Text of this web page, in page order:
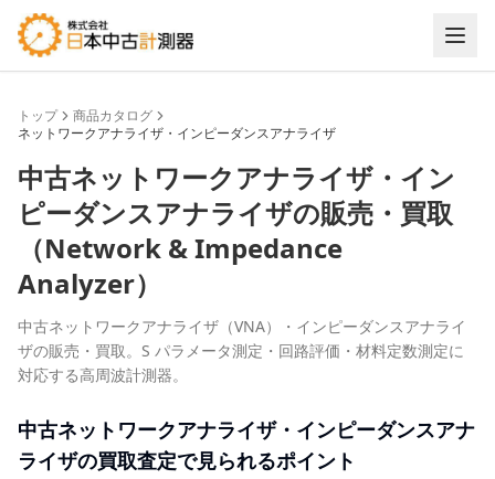
トップ
商品カタログ
ネットワークアナライザ・インピーダンスアナライザ
中古ネットワークアナライザ・イン
ピーダンスアナライザの販売・買取
（Network & Impedance
Analyzer）
中古ネットワークアナライザ（VNA）・インピーダンスアナライ
ザの販売・買取。S パラメータ測定・回路評価・材料定数測定に
対応する高周波計測器。
中古ネットワークアナライザ・インピーダンスアナ
ライザの買取査定で見られるポイント